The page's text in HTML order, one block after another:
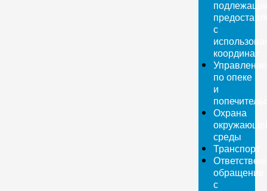
с
координат
Управление
по опеке
и
Охрана
среды
Транспорт
обращение
с